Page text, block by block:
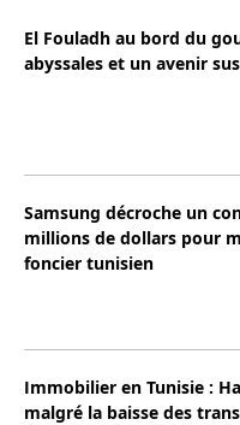
El Fouladh au bord du
abyssales et un avenir
Samsung décroche un
millions de dollars pour
foncier tunisien
Immobilier en Tunisie :
malgré la baisse des